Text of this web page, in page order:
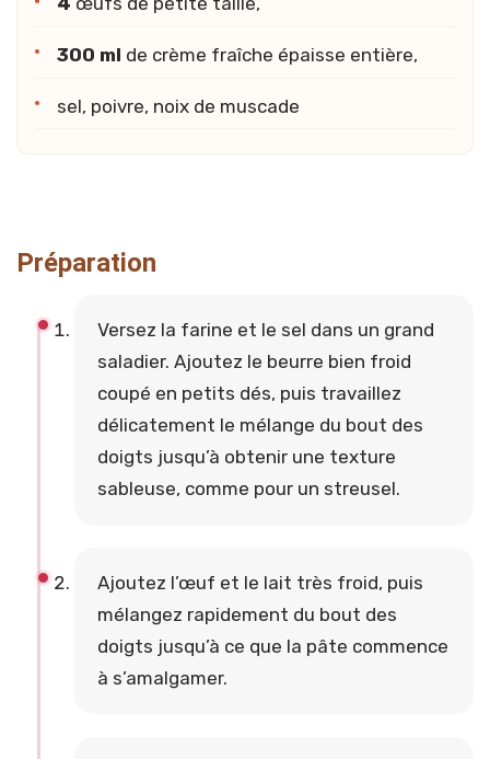
300 ml de crème fraîche épaisse entière,
sel, poivre, noix de muscade
Préparation
Versez la farine et le sel dans un grand
saladier. Ajoutez le beurre bien froid
coupé en petits dés, puis travaillez
délicatement le mélange du bout des
doigts jusqu’à obtenir une texture
sableuse, comme pour un streusel.
Ajoutez l’œuf et le lait très froid, puis
mélangez rapidement du bout des
doigts jusqu’à ce que la pâte commence
à s’amalgamer.